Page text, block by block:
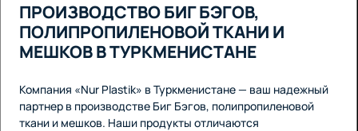
ПРОИЗВОДСТВО БИГ БЭГОВ,
ПОЛИПРОПИЛЕНОВОЙ ТКАНИ И
МЕШКОВ В ТУРКМЕНИСТАНЕ
Компания «Nur Plastik» в Туркменистане — ваш надежный
партнер в производстве Биг Бэгов, полипропиленовой
ткани и мешков. Наши продукты отличаются